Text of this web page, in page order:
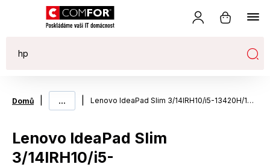
Domů ... Lenovo IdeaPad Slim 3/14IRH10/i5-13420H/14"/WUXGA/16GB/512GB/Intel int/W11H/Gray/2R
Lenovo IdeaPad Slim
3/14IRH10/i5-